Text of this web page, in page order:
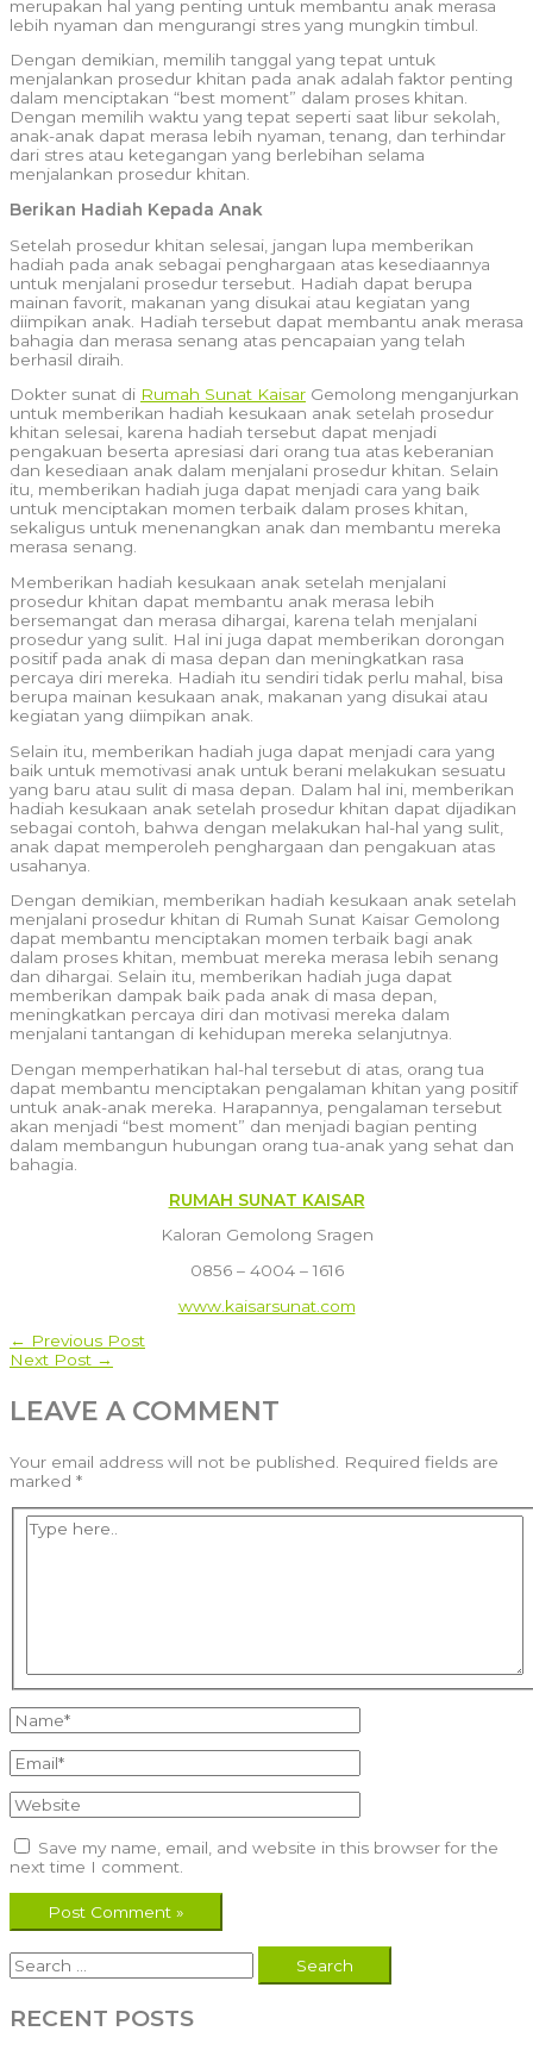
merupakan hal yang penting untuk membantu anak merasa
lebih nyaman dan mengurangi stres yang mungkin timbul.
Dengan demikian, memilih tanggal yang tepat untuk
menjalankan prosedur khitan pada anak adalah faktor penting
dalam menciptakan “best moment” dalam proses khitan.
Dengan memilih waktu yang tepat seperti saat libur sekolah,
anak-anak dapat merasa lebih nyaman, tenang, dan terhindar
dari stres atau ketegangan yang berlebihan selama
menjalankan prosedur khitan.
Berikan Hadiah Kepada Anak
Setelah prosedur khitan selesai, jangan lupa memberikan
hadiah pada anak sebagai penghargaan atas kesediaannya
untuk menjalani prosedur tersebut. Hadiah dapat berupa
mainan favorit, makanan yang disukai atau kegiatan yang
diimpikan anak. Hadiah tersebut dapat membantu anak merasa
bahagia dan merasa senang atas pencapaian yang telah
berhasil diraih.
Dokter sunat di Rumah Sunat Kaisar Gemolong menganjurkan
untuk memberikan hadiah kesukaan anak setelah prosedur
khitan selesai, karena hadiah tersebut dapat menjadi
pengakuan beserta apresiasi dari orang tua atas keberanian
dan kesediaan anak dalam menjalani prosedur khitan. Selain
itu, memberikan hadiah juga dapat menjadi cara yang baik
untuk menciptakan momen terbaik dalam proses khitan,
sekaligus untuk menenangkan anak dan membantu mereka
merasa senang.
Memberikan hadiah kesukaan anak setelah menjalani
prosedur khitan dapat membantu anak merasa lebih
bersemangat dan merasa dihargai, karena telah menjalani
prosedur yang sulit. Hal ini juga dapat memberikan dorongan
positif pada anak di masa depan dan meningkatkan rasa
percaya diri mereka. Hadiah itu sendiri tidak perlu mahal, bisa
berupa mainan kesukaan anak, makanan yang disukai atau
kegiatan yang diimpikan anak.
Selain itu, memberikan hadiah juga dapat menjadi cara yang
baik untuk memotivasi anak untuk berani melakukan sesuatu
yang baru atau sulit di masa depan. Dalam hal ini, memberikan
hadiah kesukaan anak setelah prosedur khitan dapat dijadikan
sebagai contoh, bahwa dengan melakukan hal-hal yang sulit,
anak dapat memperoleh penghargaan dan pengakuan atas
usahanya.
Dengan demikian, memberikan hadiah kesukaan anak setelah
menjalani prosedur khitan di Rumah Sunat Kaisar Gemolong
dapat membantu menciptakan momen terbaik bagi anak
dalam proses khitan, membuat mereka merasa lebih senang
dan dihargai. Selain itu, memberikan hadiah juga dapat
memberikan dampak baik pada anak di masa depan,
meningkatkan percaya diri dan motivasi mereka dalam
menjalani tantangan di kehidupan mereka selanjutnya.
Dengan memperhatikan hal-hal tersebut di atas, orang tua
dapat membantu menciptakan pengalaman khitan yang positif
untuk anak-anak mereka. Harapannya, pengalaman tersebut
akan menjadi “best moment” dan menjadi bagian penting
dalam membangun hubungan orang tua-anak yang sehat dan
bahagia.
RUMAH SUNAT KAISAR
Kaloran Gemolong Sragen
0856 – 4004 – 1616
www.kaisarsunat.com
POST
← Previous Post
Next Post →
LEAVE A COMMENT
Your email address will not be published. Required fields are
marked *
Type
here..
Name*
Email*
Website
Save my name, email, and website in this browser for the
next time I comment.
Search
for:
RECENT POSTS